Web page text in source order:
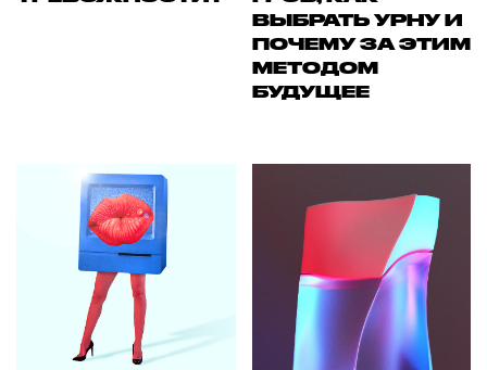
ВЫБРАТЬ УРНУ И
ПОЧЕМУ ЗА ЭТИМ
МЕТОДОМ
БУДУЩЕЕ